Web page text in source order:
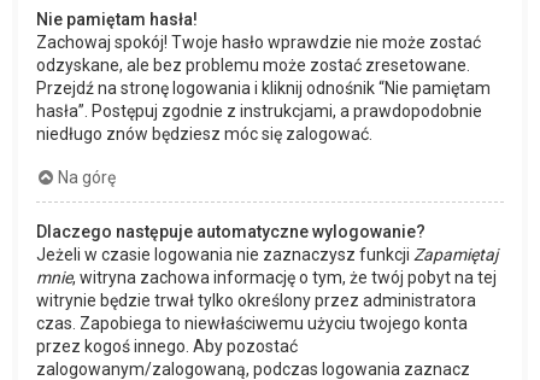
Nie pamiętam hasła!
Zachowaj spokój! Twoje hasło wprawdzie nie może zostać
odzyskane, ale bez problemu może zostać zresetowane.
Przejdź na stronę logowania i kliknij odnośnik “Nie pamiętam
hasła”. Postępuj zgodnie z instrukcjami, a prawdopodobnie
niedługo znów będziesz móc się zalogować.
Na górę
Dlaczego następuje automatyczne wylogowanie?
Jeżeli w czasie logowania nie zaznaczysz funkcji Zapamiętaj
mnie, witryna zachowa informację o tym, że twój pobyt na tej
witrynie będzie trwał tylko określony przez administratora
czas. Zapobiega to niewłaściwemu użyciu twojego konta
przez kogoś innego. Aby pozostać
zalogowanym/zalogowaną, podczas logowania zaznacz